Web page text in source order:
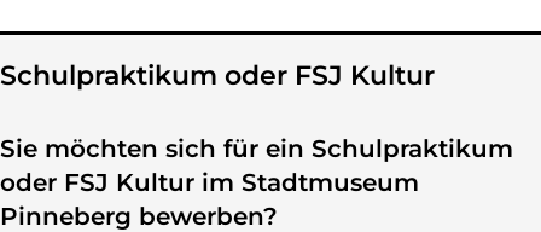
Schulpraktikum oder FSJ Kultur
Sie möchten sich für ein Schulpraktikum
oder FSJ Kultur im Stadtmuseum
Pinneberg bewerben?